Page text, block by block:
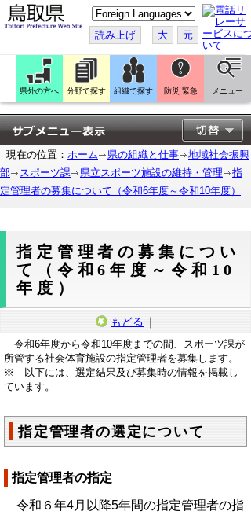
こ
の
ペ
ー
ジ
翻
訳
す
る
読み上げ 大 元
県外の方へ 分野で探す 組織で探す 防災 緊急 メニュー
現在の位置： ホーム 県の組織と仕事
地域社会振興
部
スポーツ課 県立スポーツ施設の維持・管理
指
定管理者の募集について（令和6年度～令和10年度）
指定管理者の募集につい
て（令和6年度～令和10
年度）
もどる ｜
令和6年度から令和10年度までの間、スポーツ課が
所管する社会体育施設の指定管理者を募集します。
※ 以下には、選定結果及び募集時の情報を掲載し
ています。
指定管理者の選定について
指定管理者の指定
令和６年4月以降5年間の指定管理者の指